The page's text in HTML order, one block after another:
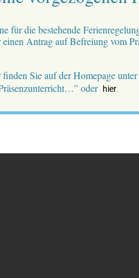
für die bestehende
Antrag auf Befreiung vom
Sie auf der Homepage
oder hier.